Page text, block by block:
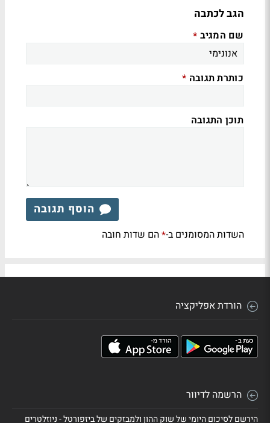
הגב לכתבה
שם המגיב *
כותרת תגובה *
תוכן התגובה
הוסף תגובה
השדות המסומנים ב-*הם שדות חובה
הורדת אפליקציה
הרשמה לדיוור
הירשם לסיכום היומי של שוק ההון ולמבזקים של ביזפורטל - ניוזלטרים